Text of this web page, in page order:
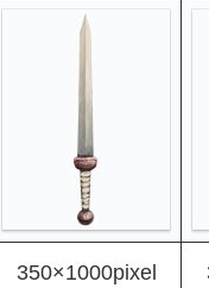
350×1000pixel